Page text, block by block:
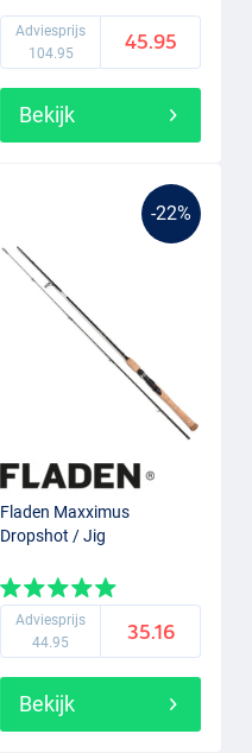
Adviesprijs
104.95
45.95
Bekijk
-22%
Fladen Maxximus
Dropshot / Jig
Adviesprijs
44.95
35.16
Bekijk